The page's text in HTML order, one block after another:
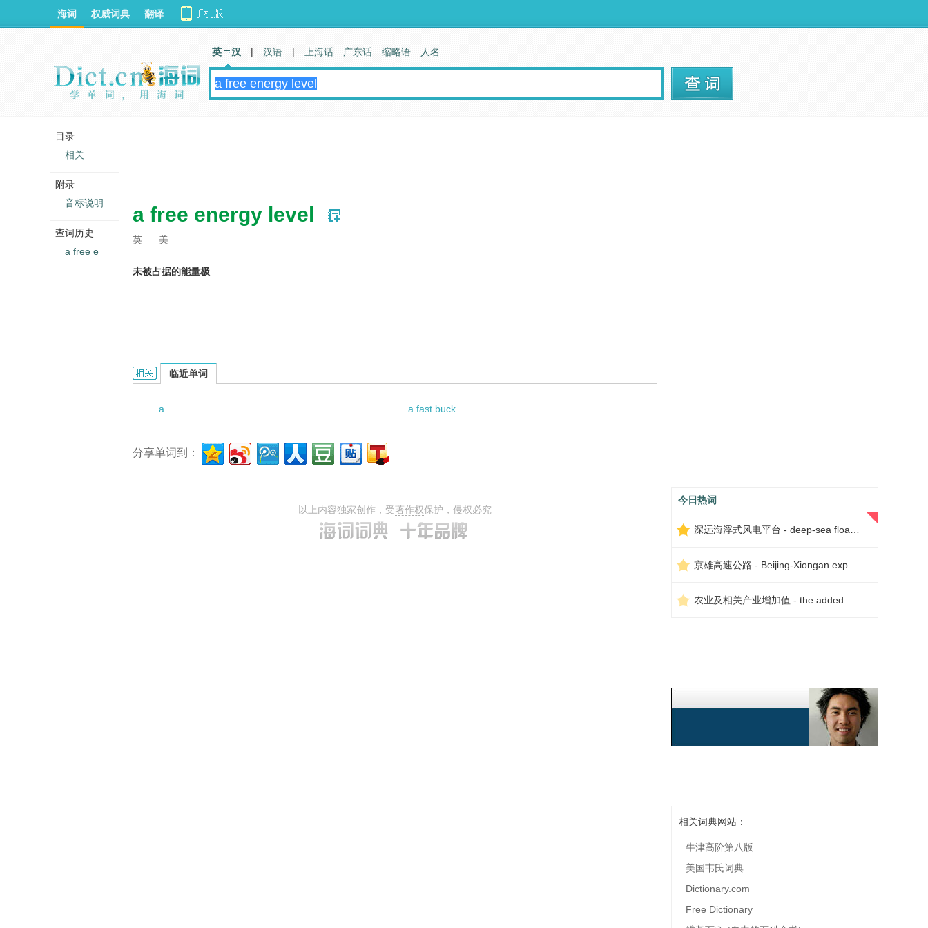
a free energy level
英 美
未被占据的能量极
A free energy level的相关资料：
临近单词
a a fast buck
分享单词到：
以上内容独家创作，受著作权保护，侵权必究
今日热词
相关词典网站：
牛津高阶第八版
美国韦氏词典
Dictionary.com
Free Dictionary
海词 权威词典 翻译
英 汉 | 汉语 | 上海话 广东话 缩略语 人名
目录
相关
附录
音标说明
查词历史
a free e